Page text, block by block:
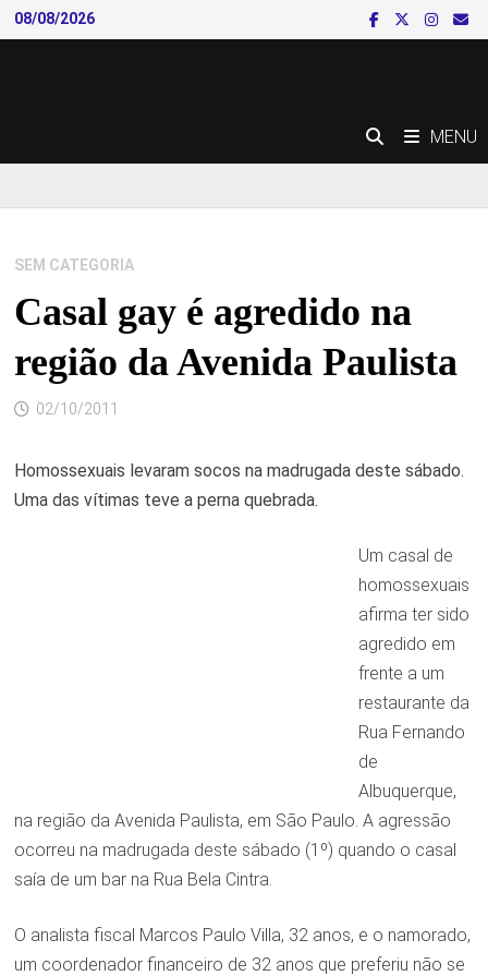
Skip
to
08/08/2026
MENU
SEM CATEGORIA
Casal gay é agredido na
região da Avenida Paulista
02/10/2011
Homossexuais levaram socos na madrugada deste sábado.
Uma das vítimas teve a perna quebrada.
Um casal de
homossexuais
afirma ter sido
agredido em
frente a um
restaurante da
Rua Fernando
de
Albuquerque,
na região da Avenida Paulista, em São Paulo. A agressão
ocorreu na madrugada deste sábado (1º) quando o casal
saía de um bar na Rua Bela Cintra.
O analista fiscal Marcos Paulo Villa, 32 anos, e o namorado,
um coordenador financeiro de 32 anos que preferiu não se